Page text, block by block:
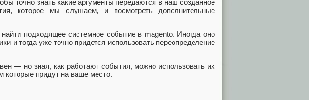
точно знать какие аргументы передаются в наш созданное
которое мы слушаем, и посмотреть дополнительные
подходящее системное событие в magento. Иногда оно
и тогда уже точно придется использовать переопределение
— но зная, как работают события, можно использовать их
которые придут на ваше место.